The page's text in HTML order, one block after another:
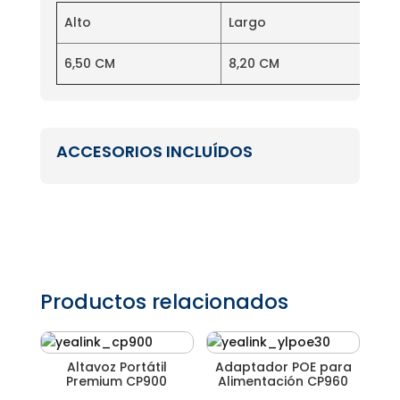
Alto Largo
6,50 CM 8,20 CM
ACCESORIOS INCLUÍDOS
Productos relacionados
Altavoz Portátil
Premium CP900
Adaptador POE para
Alimentación CP960